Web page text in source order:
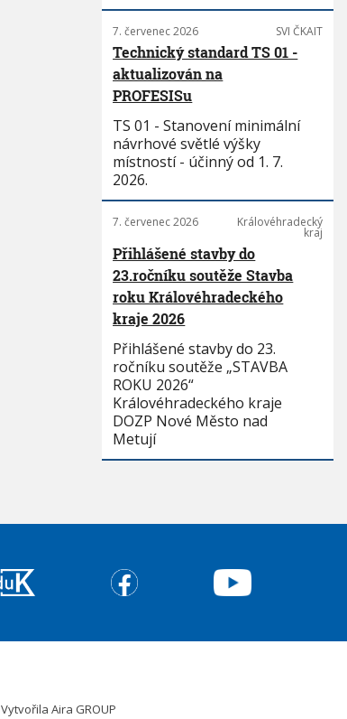
7. červenec 2026 SVI ČKAIT
Technický standard TS 01 -
aktualizován na
PROFESISu
TS 01 - Stanovení minimální
návrhové světlé výšky
místností - účinný od 1. 7.
2026.
7. červenec 2026 Královéhradecký
kraj
Přihlášené stavby do
23.ročníku soutěže Stavba
roku Královéhradeckého
kraje 2026
Přihlášené stavby do 23.
ročníku soutěže „STAVBA
ROKU 2026“
Královéhradeckého kraje
DOZP Nové Město nad
Metují
VytvořilaAira GROUP